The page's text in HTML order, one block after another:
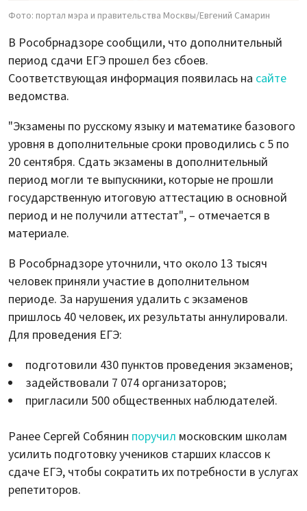
Фото: портал мэра и правительства Москвы/Евгений Самарин
В Рособрнадзоре сообщили, что дополнительный
период сдачи ЕГЭ прошел без сбоев.
Соответствующая информация появилась на сайте
ведомства.
"Экзамены по русскому языку и математике базового
уровня в дополнительные сроки проводились с 5 по
20 сентября. Сдать экзамены в дополнительный
период могли те выпускники, которые не прошли
государственную итоговую аттестацию в основной
период и не получили аттестат", – отмечается в
материале.
В Рособрнадзоре уточнили, что около 13 тысяч
человек приняли участие в дополнительном
периоде. За нарушения удалить с экзаменов
пришлось 40 человек, их результаты аннулировали.
Для проведения ЕГЭ:
подготовили 430 пунктов проведения экзаменов;
задействовали 7 074 организаторов;
пригласили 500 общественных наблюдателей.
Ранее Сергей Собянин поручил московским школам
усилить подготовку учеников старших классов к
сдаче ЕГЭ, чтобы сократить их потребности в услугах
репетиторов.